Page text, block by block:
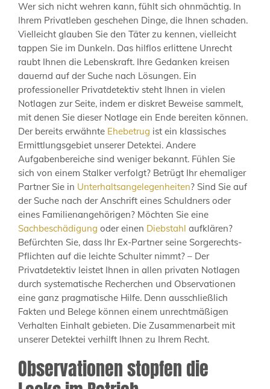
Wer sich nicht wehren kann, fühlt sich ohnmächtig. In
Ihrem Privatleben geschehen Dinge, die Ihnen schaden.
Vielleicht glauben Sie den Täter zu kennen, vielleicht
tappen Sie im Dunkeln. Das hilflos erlittene Unrecht
raubt Ihnen die Lebenskraft. Ihre Gedanken kreisen
dauernd auf der Suche nach Lösungen. Ein
professioneller Privatdetektiv steht Ihnen in vielen
Notlagen zur Seite, indem er diskret Beweise sammelt,
mit denen Sie dieser Notlage ein Ende bereiten können.
Der bereits erwähnte Ehebetrug ist ein klassisches
Ermittlungsgebiet unserer Detektei. Andere
Aufgabenbereiche sind weniger bekannt. Fühlen Sie
sich von einem Stalker verfolgt? Betrügt Ihr ehemaliger
Partner Sie in Unterhaltsangelegenheiten? Sind Sie auf
der Suche nach der Anschrift eines Schuldners oder
eines Familienangehörigen? Möchten Sie eine
Sachbeschädigung oder einen Diebstahl aufklären?
Befürchten Sie, dass Ihr Ex-Partner seine Sorgerechts-
Pflichten auf die leichte Schulter nimmt? – Der
Privatdetektiv leistet Ihnen in allen privaten Notlagen
durch systematische Recherchen und Observationen
eine ganz pragmatische Hilfe. Denn ausschließlich
Fakten und Belege können einem unrechtmäßigen
Verhalten Einhalt gebieten. Die Zusammenarbeit mit
unserer Detektei verhilft Ihnen zu Ihrem Recht.
Observationen stopfen die